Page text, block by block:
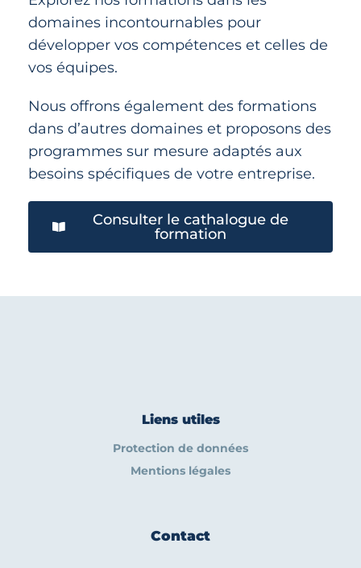
domaines incontournables pour
développer vos compétences et celles de
vos équipes.
Nous offrons également des formations
dans d’autres domaines et proposons des
programmes sur mesure adaptés aux
besoins spécifiques de votre entreprise.
Consulter le cathalogue de
formation
Liens utiles
Protection de données
Mentions légales
Contact